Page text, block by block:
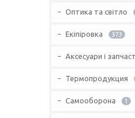
Оптика та світло
Екіпіровка 373
Аксесуари і
Термопродукция
Самооборона 1